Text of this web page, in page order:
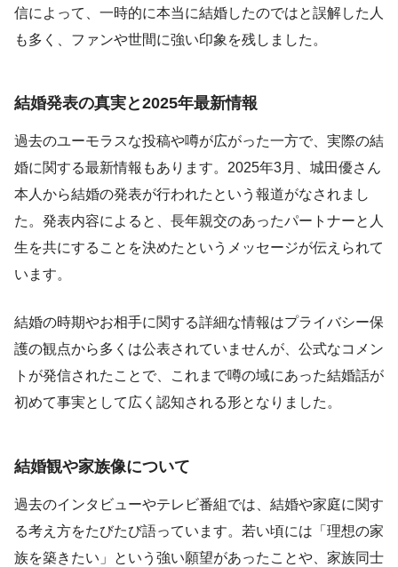
信によって、一時的に本当に結婚したのではと誤解した人
も多く、ファンや世間に強い印象を残しました。
結婚発表の真実と2025年最新情報
過去のユーモラスな投稿や噂が広がった一方で、実際の結
婚に関する最新情報もあります。2025年3月、城田優さん
本人から結婚の発表が行われたという報道がなされまし
た。発表内容によると、長年親交のあったパートナーと人
生を共にすることを決めたというメッセージが伝えられて
います。
結婚の時期やお相手に関する詳細な情報はプライバシー保
護の観点から多くは公表されていませんが、公式なコメン
トが発信されたことで、これまで噂の域にあった結婚話が
初めて事実として広く認知される形となりました。
結婚観や家族像について
過去のインタビューやテレビ番組では、結婚や家庭に関す
る考え方をたびたび語っています。若い頃には「理想の家
族を築きたい」という強い願望があったことや、家族同士